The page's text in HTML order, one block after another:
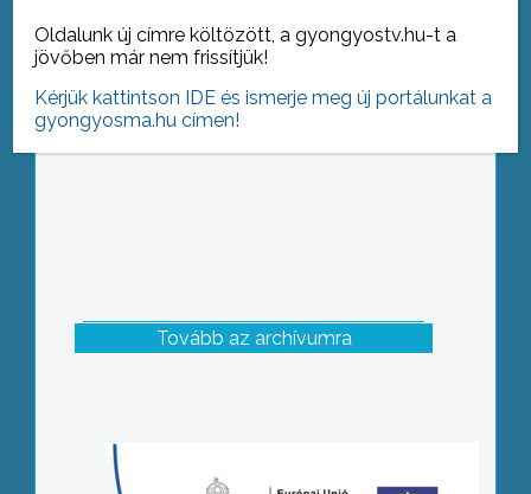
Kisállatkert
Tovább az archívumra
Oldalunk új címre költözött, a gyongyostv.hu-t a
jövőben már nem frissítjük!
Kérjük kattintson IDE és ismerje meg új portálunkat a
gyongyosma.hu címen!